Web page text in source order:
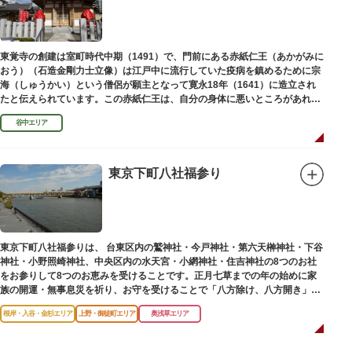
東覚寺の創建は室町時代中期（1491）で、門前にある赤紙仁王（あかがみに
おう）（石造金剛力士立像）は江戸中に流行していた疫病を鎮めるために宗
海（しゅうかい）という僧侶が願主となって寛永18年（1641）に造立され
たと伝えられています。この赤紙仁王は、自分の身体に悪いところがあれ
ば、仁王像の同じところに赤紙を貼ると病気が治ると信仰されています。
谷中エリア
東京下町八社福参り
東京下町八社福参りは、 台東区内の鷲神社・今戸神社・第六天榊神社・下谷
神社・小野照崎神社、中央区内の水天宮・小網神社・住吉神社の8つのお社
をお参りして8つのお恵みを受けることです。正月七草までの年の始めに家
族の開運・無事息災を祈り、お守を受けることで「八方除け、八方開き」に
も通じます。
根岸・入谷・金杉エリア 上野・御徒町エリア 奥浅草エリア